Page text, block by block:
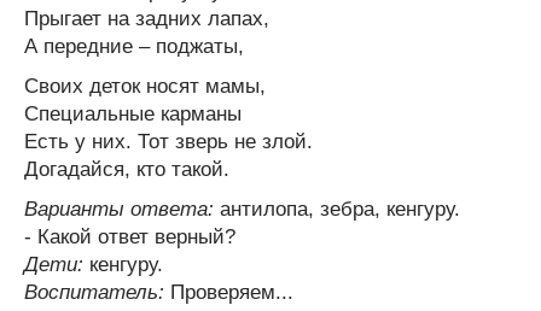
Прыгает на задних лапах,
А передние – поджаты,
Своих деток носят мамы,
Специальные карманы
Есть у них. Тот зверь не злой.
Догадайся, кто такой.
Варианты ответа: антилопа, зебра, кенгуру.
- Какой ответ верный?
Дети: кенгуру.
Воспитатель: Проверяем...